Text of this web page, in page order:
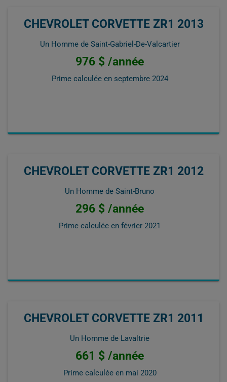
CHEVROLET CORVETTE ZR1 2013
Un Homme de Saint-Gabriel-De-Valcartier
976 $ /année
Prime calculée en septembre 2024
CHEVROLET CORVETTE ZR1 2012
Un Homme de Saint-Bruno
296 $ /année
Prime calculée en février 2021
CHEVROLET CORVETTE ZR1 2011
Un Homme de Lavaltrie
661 $ /année
Prime calculée en mai 2020